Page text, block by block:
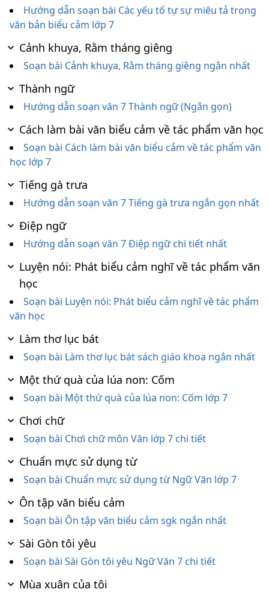
Hướng dẫn soạn bài Các yếu tố tự sự miêu tả trong
văn bản biểu cảm lớp 7
Cảnh khuya, Rằm tháng giêng
Soạn bài Cảnh khuya, Rằm tháng giêng ngắn nhất
Thành ngữ
Hướng dẫn soạn văn 7 Thành ngữ (Ngắn gọn)
Cách làm bài văn biểu cảm về tác phẩm văn học
Soạn bài Cách làm bài văn biểu cảm về tác phẩm văn
học lớp 7
Tiếng gà trưa
Hướng dẫn soạn văn 7 Tiếng gà trưa ngắn gọn nhất
Điệp ngữ
Hướng dẫn soạn văn 7 Điệp ngữ chi tiết nhất
Luyện nói: Phát biểu cảm nghĩ về tác phẩm văn
học
Soạn bài Luyện nói: Phát biểu cảm nghĩ về tác phẩm
văn học
Làm thơ lục bát
Soạn bài Làm thơ lục bát sách giáo khoa ngắn nhất
Một thứ quà của lúa non: Cốm
Soạn bài Một thứ quà của lúa non: Cốm lớp 7
Chơi chữ
Soạn bài Chơi chữ môn Văn lớp 7 chi tiết
Chuẩn mực sử dụng từ
Soạn bài Chuẩn mực sử dụng từ Ngữ Văn lớp 7
Ôn tập văn biểu cảm
Soạn bài Ôn tập văn biểu cảm sgk ngắn nhất
Sài Gòn tôi yêu
Soạn bài Sài Gòn tôi yêu Ngữ Văn 7 chi tiết
Mùa xuân của tôi